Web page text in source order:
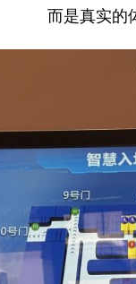
而是真实的